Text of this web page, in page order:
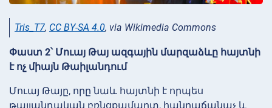
Tris_T7, CC BY-SA 4.0, via Wikimedia Commons
Փաստ 2՝ Մուայ Թայ ազգային մարզաձևը հայտնի
է ոչ միայն Թաիլանդում
Մուայ Թայը, որը նաև հայտնի է որպես
թայլանդական բռնցքամարտ, հանրաճանաչ և